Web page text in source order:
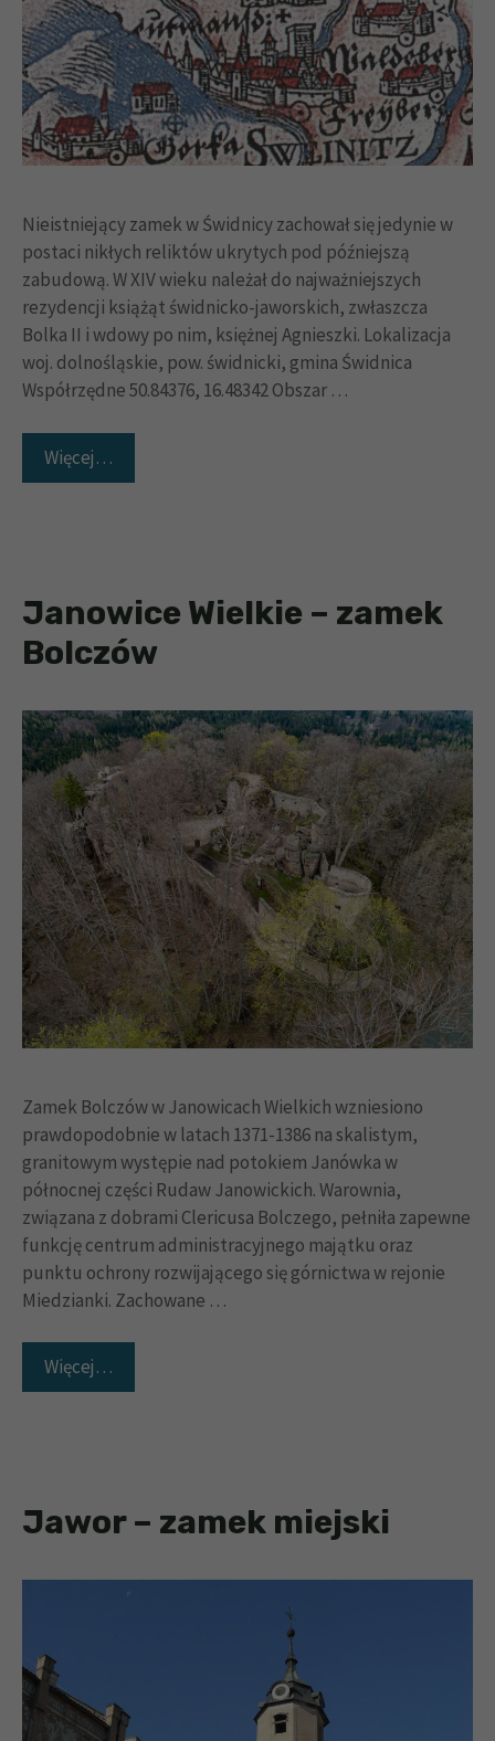
Nieistniejący zamek w Świdnicy zachował się jedynie w
postaci nikłych reliktów ukrytych pod późniejszą
zabudową. W XIV wieku należał do najważniejszych
rezydencji książąt świdnicko-jaworskich, zwłaszcza
Bolka II i wdowy po nim, księżnej Agnieszki. Lokalizacja
woj. dolnośląskie, pow. świdnicki, gmina Świdnica
Współrzędne 50.84376, 16.48342 Obszar …
Więcej…
Janowice Wielkie – zamek
Bolczów
Zamek Bolczów w Janowicach Wielkich wzniesiono
prawdopodobnie w latach 1371-1386 na skalistym,
granitowym występie nad potokiem Janówka w
północnej części Rudaw Janowickich. Warownia,
związana z dobrami Clericusa Bolczego, pełniła zapewne
funkcję centrum administracyjnego majątku oraz
punktu ochrony rozwijającego się górnictwa w rejonie
Miedzianki. Zachowane …
Więcej…
Jawor – zamek miejski